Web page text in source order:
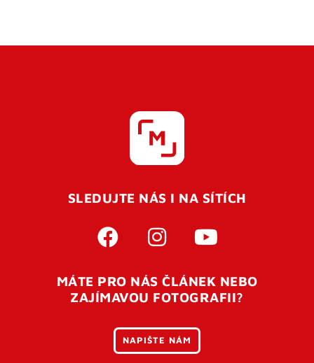
Pro úspěšné dokončení registrace je potřeba
vaší e-mailovouadresu. Po úspěšném odeslání
otevření tohoto odkazu se váš účet ověří a můžete se
přihlásit. Nezapomeňte zkontrolovat složku SPAM ve
SLEDUJTE NÁS I NA SÍTÍCH
MÁTE PRO NÁS ČLÁNEK NEBO
ZAJÍMAVOU FOTOGRAFII?
NAPIŠTE NÁM